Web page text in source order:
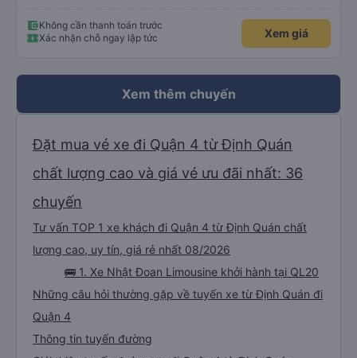
Không cần thanh toán trước
Xác nhận chỗ ngay lập tức
Xem giá
Xem thêm chuyến
Đặt mua vé xe đi Quận 4 từ Định Quán
chất lượng cao và giá vé ưu đãi nhất: 36
chuyến
Tư vấn TOP 1 xe khách đi Quận 4 từ Định Quán chất
lượng cao, uy tín, giá rẻ nhất 08/2026
🚌 1. Xe Nhật Đoan Limousine khởi hành tại QL20
Những câu hỏi thường gặp về tuyến xe từ Định Quán đi
Quận 4
Thông tin tuyến đường